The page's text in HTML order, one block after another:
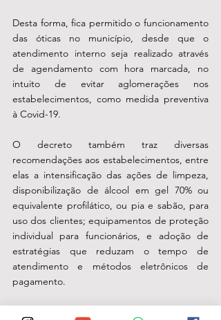
Desta forma, fica permitido o funcionamento
das óticas no município, desde que o
atendimento interno seja realizado através
de agendamento com hora marcada, no
intuito de evitar aglomerações nos
estabelecimentos, como medida preventiva
à Covid-19.
O decreto também traz diversas
recomendações aos estabelecimentos, entre
elas a intensificação das ações de limpeza,
disponibilização de álcool em gel 70% ou
equivalente profilático, ou pia e sabão, para
uso dos clientes; equipamentos de proteção
individual para funcionários, e adoção de
estratégias que reduzam o tempo de
atendimento e métodos eletrônicos de
pagamento.